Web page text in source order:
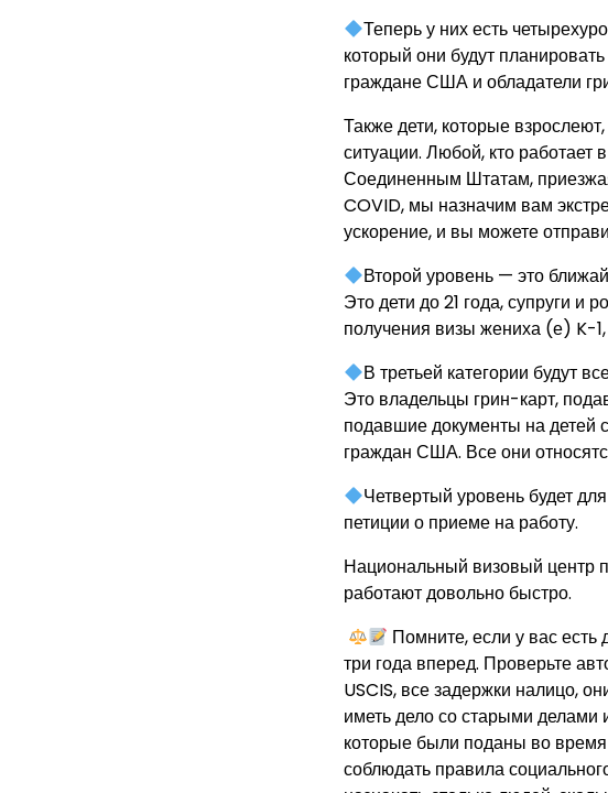
Теперь у них есть
который они будут
граждане США и обладатели
Также дети, которые
ситуации. Любой, кто
Соединенным Штатам,
COVID, мы назначим вам
ускорение, и вы можете
Второй уровень — это
Это дети до 21 года, супруги
получения визы жениха (е) K-
В третьей категории будут
Это владельцы грин-карт,
подавшие документы на детей
граждан США. Все они
Четвертый уровень будет
петиции о приеме на работу.
Национальный визовый центр
работают довольно быстро.
Помните, если у вас есть
три года вперед. Проверьте
USCIS, все задержки налицо,
иметь дело со старыми делами
которые были поданы во
соблюдать правила